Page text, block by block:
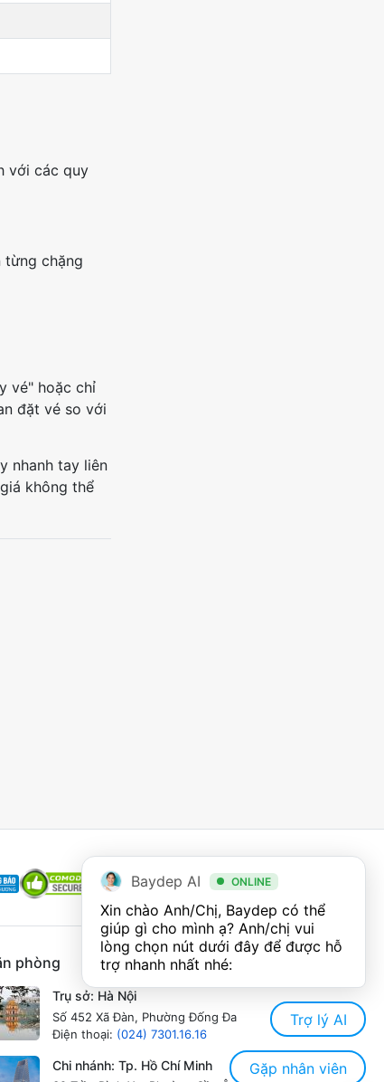
với các quy
từng chặng
vé" hoặc chỉ
đặt vé so với
nhanh tay liên
không thể
phòng
Trụ sở: Hà Nội
Số 452 Xã Đàn, Phường Đống Đa
Điện thoại: (024) 7301.16.16
Chi nhánh: Tp. Hồ Chí Minh
Baydep AI ONLINE
Xin chào Anh/Chị, Baydep có thể
giúp gì cho mình ạ? Anh/chị vui
lòng chọn nút dưới đây để được hỗ
trợ nhanh nhất nhé:
Trợ lý AI
Gặp nhân viên